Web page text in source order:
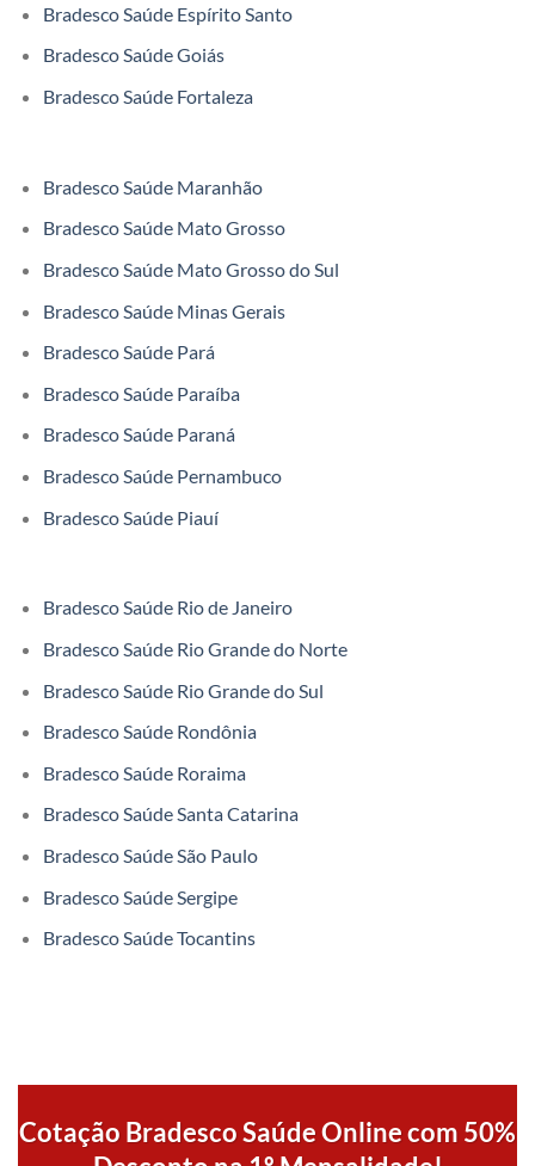
Bradesco Saúde Espírito Santo
Bradesco Saúde Goiás
Bradesco Saúde Fortaleza
Bradesco Saúde Maranhão
Bradesco Saúde Mato Grosso
Bradesco Saúde Mato Grosso do Sul
Bradesco Saúde Minas Gerais
Bradesco Saúde Pará
Bradesco Saúde Paraíba
Bradesco Saúde Paraná
Bradesco Saúde Pernambuco
Bradesco Saúde Piauí
Bradesco Saúde Rio de Janeiro
Bradesco Saúde Rio Grande do Norte
Bradesco Saúde Rio Grande do Sul
Bradesco Saúde Rondônia
Bradesco Saúde Roraima
Bradesco Saúde Santa Catarina
Bradesco Saúde São Paulo
Bradesco Saúde Sergipe
Bradesco Saúde Tocantins
Cotação Bradesco Saúde Online com 50%